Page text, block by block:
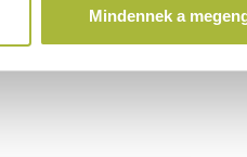
Mindennek a